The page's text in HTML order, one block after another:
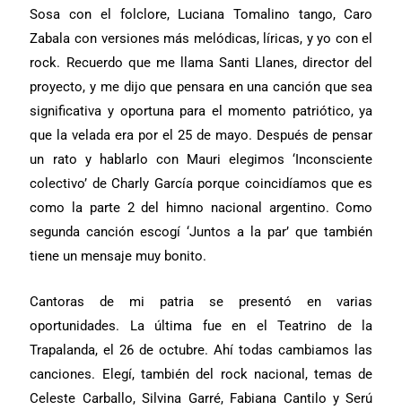
Sosa con el folclore, Luciana Tomalino tango, Caro
Zabala con versiones más melódicas, líricas, y yo con el
rock. Recuerdo que me llama Santi Llanes, director del
proyecto, y me dijo que pensara en una canción que sea
significativa y oportuna para el momento patriótico, ya
que la velada era por el 25 de mayo. Después de pensar
un rato y hablarlo con Mauri elegimos ‘Inconsciente
colectivo’ de Charly García porque coincidíamos que es
como la parte 2 del himno nacional argentino. Como
segunda canción escogí ‘Juntos a la par’ que también
tiene un mensaje muy bonito.
Cantoras de mi patria se presentó en varias
oportunidades. La última fue en el Teatrino de la
Trapalanda, el 26 de octubre. Ahí todas cambiamos las
canciones. Elegí, también del rock nacional, temas de
Celeste Carballo, Silvina Garré, Fabiana Cantilo y Serú